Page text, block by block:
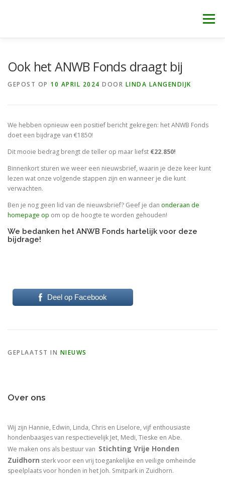
Menu
Ook het ANWB Fonds draagt bij
GEPOST OP 10 APRIL 2024 DOOR LINDA LANGENDIJK
We hebben opnieuw een positief bericht gekregen: het ANWB Fonds
doet een bijdrage van €1850!
Dit mooie bedrag brengt de teller op maar liefst €22.850!
Binnenkort sturen we weer een nieuwsbrief, waarin je deze keer kunt
lezen wat onze volgende stappen zijn en wanneer je die kunt
verwachten.
Ben je nog geen lid van de nieuwsbrief? Geef je dan onderaan de
homepage op om op de hoogte te worden gehouden!
We bedanken het ANWB Fonds hartelijk voor deze
bijdrage!
Deel op Facebook
GEPLAATST IN NIEUWS
Over ons
Wij zijn Hannie, Edwin, Linda, Chris en Liselore, vijf enthousiaste
hondenbaasjes van respectievelijk Jet, Medi, Tieske en Abe.
We maken ons als bestuur van Stichting Vrije Honden
Zuidhorn sterk voor een vrij toegankelijke en veilige omheinde
speelplaats voor honden in het Joh. Smitpark in Zuidhorn.